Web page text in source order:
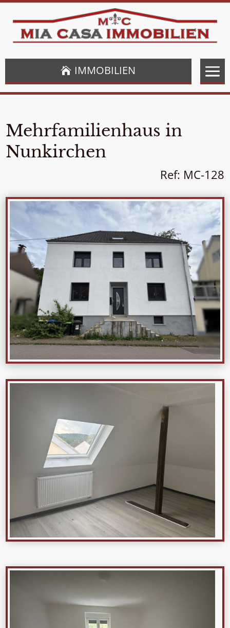
IMMOBILIEN
Mehrfamilienhaus in
Nunkirchen
Ref: MC-128